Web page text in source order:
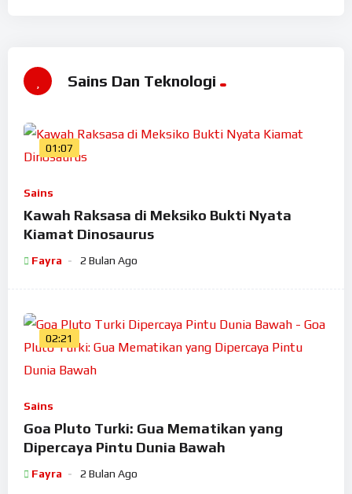
Sains Dan Teknologi
01:07
Sains
Kawah Raksasa di Meksiko Bukti Nyata
Kiamat Dinosaurus
Fayra 2 Bulan Ago
02:21
Sains
Goa Pluto Turki: Gua Mematikan yang
Dipercaya Pintu Dunia Bawah
Fayra 2 Bulan Ago